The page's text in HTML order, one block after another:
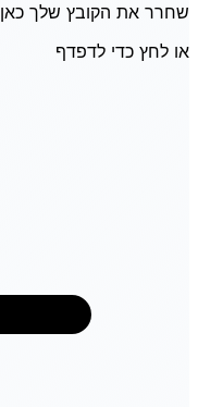
שחרר את הקובץ שלך כאן
או לחץ כדי לדפדף